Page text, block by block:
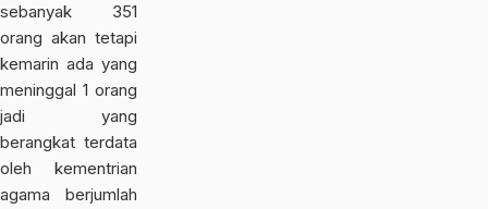
sebanyak 351
orang akan tetapi
kemarin ada yang
meninggal 1 orang
jadi yang
berangkat terdata
oleh kementrian
agama berjumlah